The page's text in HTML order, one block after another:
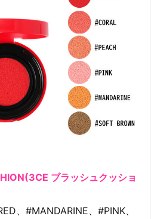
ブラッシュクッショ
、#MANDARINE、#PINK、